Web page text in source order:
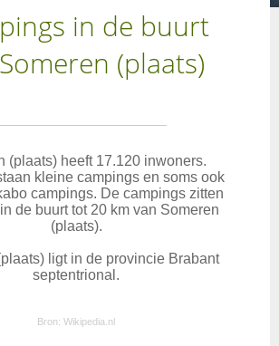
in de buurt
(plaats)
(plaats) heeft 17.120 inwoners.
kleine campings en soms ook
campings. De campings zitten
de buurt tot 20 km van Someren
(plaats).
ligt in de provincie Brabant
septentrional.
Bron: Wikipedia.nl